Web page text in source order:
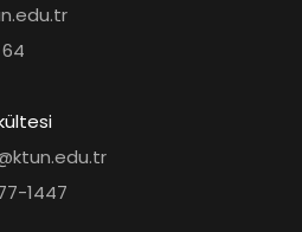
1447